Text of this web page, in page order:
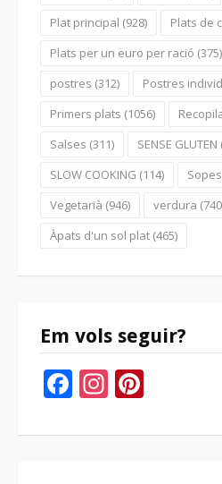
Plat principal (928) Plats de
Plats per un euro per ració (375)
postres (312) Postres
Primers plats (1056)
Salses (311) SENSE GLUTEN
SLOW COOKING (114) Sopes
Vegetarià (946) verdura
Àpats d'un sol plat (465)
Em vols seguir?
Facebook